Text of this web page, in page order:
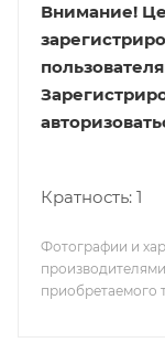
Внимание!
Кратность: 1
Фотографии и
приобретаемого